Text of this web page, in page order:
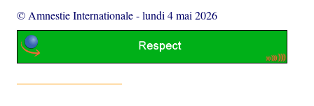
© Amnestie Internationale-lundi 4 mai 2026